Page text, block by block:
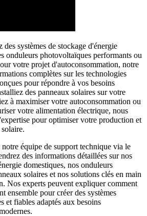
systèmes de stockage d'énergie
onduleurs photovoltaïques performants ou
votre projet d'autoconsommation, notre
complètes sur les technologies
pour répondre à vos besoins
des panneaux solaires sur votre
à maximiser votre autoconsommation ou
votre alimentation électrique, nous
pour optimiser votre production et
équipe de support technique via le
des informations détaillées sur nos
domestiques, nos onduleurs
solaires et nos solutions clés en main
Nos experts peuvent expliquer comment
ensemble pour créer des systèmes
et fiables adaptés aux besoins